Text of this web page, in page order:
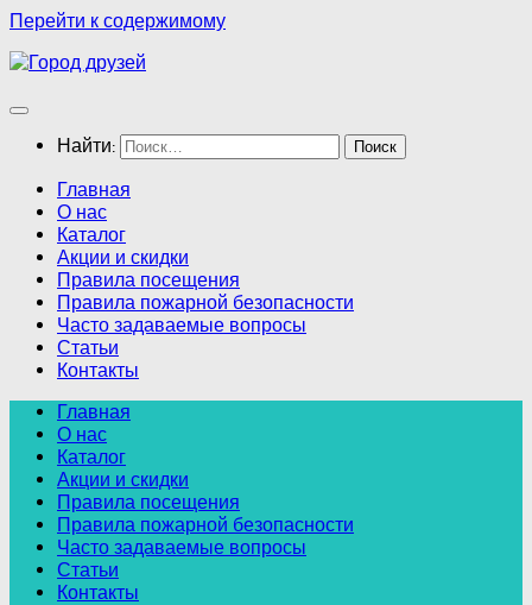
Перейти к содержимому
Найти:
Главная
О нас
Каталог
Акции и скидки
Правила посещения
Правила пожарной безопасности
Часто задаваемые вопросы
Статьи
Контакты
Главная
О нас
Каталог
Акции и скидки
Правила посещения
Правила пожарной безопасности
Часто задаваемые вопросы
Статьи
Контакты